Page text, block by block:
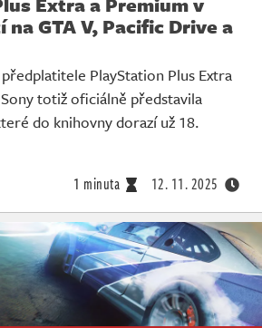
GTA V, Pacific Drive a
PlayStation Plus Extra
totiž oficiálně představila
do knihovny dorazí už 18.
1 minuta 12. 11. 2025